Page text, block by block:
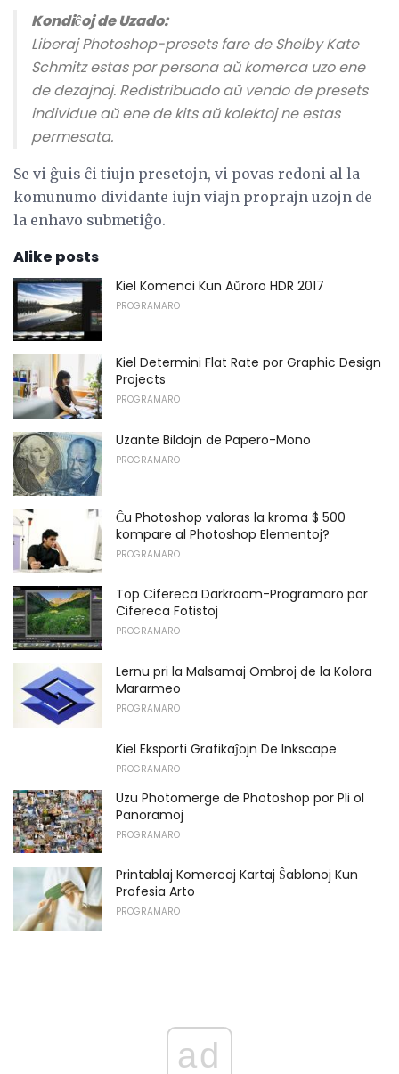
Kondiĉoj de Uzado:
Liberaj Photoshop-presets fare de Shelby Kate
Schmitz estas por persona aŭ komerca uzo ene
de dezajnoj. Redistribuado aŭ vendo de presets
individue aŭ ene de kits aŭ kolektoj ne estas
permesata.
Se vi ĝuis ĉi tiujn presetojn, vi povas redoni al la
komunumo dividante iujn viajn proprajn uzojn de
la enhavo submetiĝo.
Alike posts
Kiel Komenci Kun Aŭroro HDR 2017
PROGRAMARO
Kiel Determini Flat Rate por Graphic Design
Projects
PROGRAMARO
Uzante Bildojn de Papero-Mono
PROGRAMARO
Ĉu Photoshop valoras la kroma $ 500
kompare al Photoshop Elementoj?
PROGRAMARO
Top Cifereca Darkroom-Programaro por
Cifereca Fotistoj
PROGRAMARO
Lernu pri la Malsamaj Ombroj de la Kolora
Mararmeo
PROGRAMARO
Kiel Eksporti Grafikaĵojn De Inkscape
PROGRAMARO
Uzu Photomerge de Photoshop por Pli ol
Panoramoj
PROGRAMARO
Printablaj Komercaj Kartaj Ŝablonoj Kun
Profesia Arto
PROGRAMARO
ad